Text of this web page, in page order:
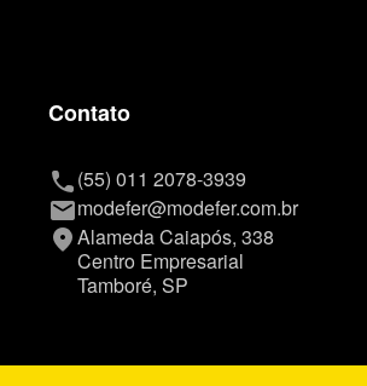
Contato
phone(55) 011 2078-3939
mailmodefer@modefer.com.br
placeAlameda Caiapós, 338
Centro Empresarial
Tamboré, SP